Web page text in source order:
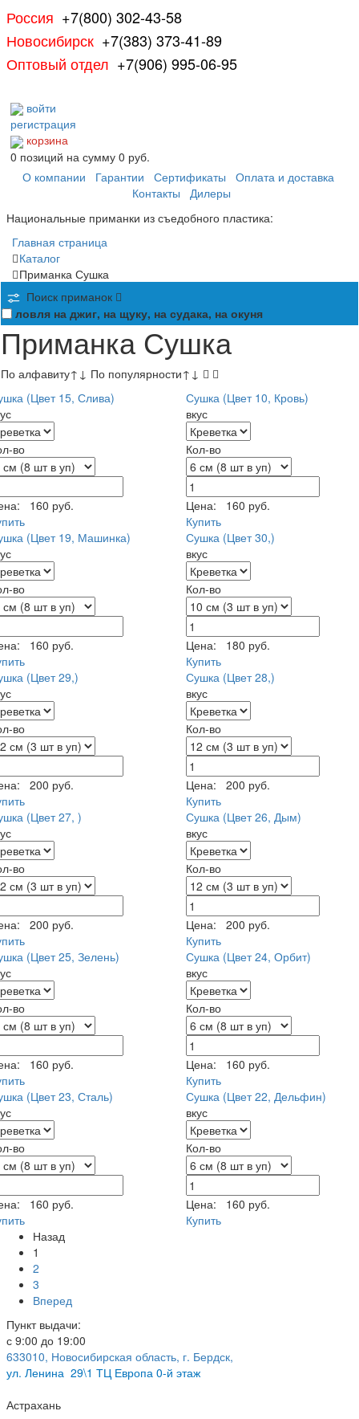
Россия +7(800) 302-43-58
Новосибирск +7(383) 373-41-89
Оптовый отдел +7(906) 995-06-95
войти
регистрация
корзина
0 позиций на сумму 0 руб.
О компании
Гарантии Сертификаты
Оплата и доставка
Контакты
Дилеры
Национальные приманки из съедобного пластика:
Главная страница
Каталог
Приманка Сушка
Поиск приманок
ловля на джиг, на щуку, на судака, на окуня
Приманка Сушка
По алфавиту↑ ↓ По популярности↑ ↓
(Цвет 15, Слива)
во
160 руб.
Сушка (Цвет 10, Кровь)
вкус
Кол-во
Цена:
160 руб.
Купить
(Цвет 19, Машинка)
во
160 руб.
Сушка (Цвет 30,)
вкус
Кол-во
Цена:
180 руб.
Купить
(Цвет 29,)
во
200 руб.
Сушка (Цвет 28,)
вкус
Кол-во
Цена:
200 руб.
Купить
(Цвет 27, )
во
200 руб.
Сушка (Цвет 26, Дым)
вкус
Кол-во
Цена:
200 руб.
Купить
(Цвет 25, Зелень)
во
160 руб.
Сушка (Цвет 24, Орбит)
вкус
Кол-во
Цена:
160 руб.
Купить
(Цвет 23, Сталь)
во
160 руб.
Сушка (Цвет 22, Дельфин)
вкус
Кол-во
Цена:
160 руб.
Купить
Назад
1
2
3
Вперед
Пункт выдачи:
с 9:00 до 19:00
633010, Новосибирская область, г. Бердск,
ул. Ленина 29\1 ТЦ Европа 0-й этаж
Астрахань